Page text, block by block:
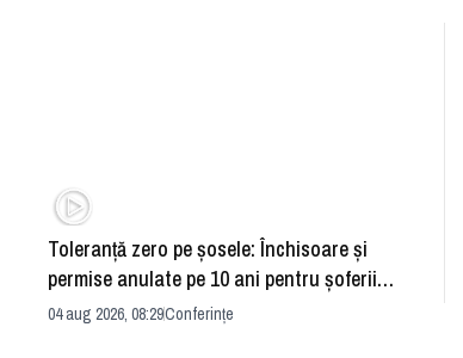
Toleranță zero pe șosele: Închisoare și
permise anulate pe 10 ani pentru șoferii
iresponsabili
04 aug 2026, 08:29Conferințe